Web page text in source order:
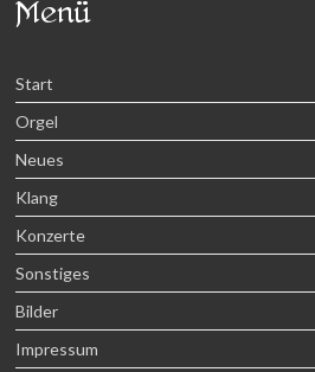
Menü
Start
Orgel
Neues
Klang
Konzerte
Sonstiges
Bilder
Impressum